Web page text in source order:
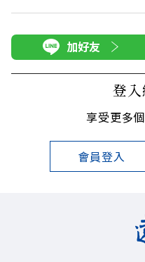
加好友
登
享受更多
會員登入